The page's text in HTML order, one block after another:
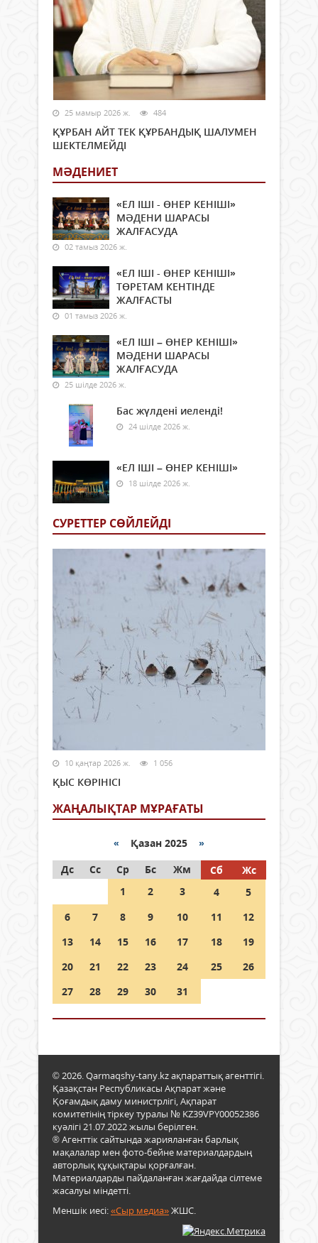
25 мамыр 2026 ж. 484
ҚҰРБАН АЙТ ТЕК ҚҰРБАНДЫҚ ШАЛУМЕН
ШЕКТЕЛМЕЙДІ
МӘДЕНИЕТ
«ЕЛ ІШІ - ӨНЕР КЕНІШІ»
МӘДЕНИ ШАРАСЫ
ЖАЛҒАСУДА
02 тамыз 2026 ж.
«ЕЛ ІШІ - ӨНЕР КЕНІШІ»
ТӨРЕТАМ КЕНТІНДЕ
ЖАЛҒАСТЫ
01 тамыз 2026 ж.
«ЕЛ ІШІ – ӨНЕР КЕНІШІ»
МӘДЕНИ ШАРАСЫ
ЖАЛҒАСУДА
25 шілде 2026 ж.
Бас жүлдені иеленді!
24 шілде 2026 ж.
«ЕЛ ІШІ – ӨНЕР КЕНІШІ»
18 шілде 2026 ж.
СУРЕТТЕР СӨЙЛЕЙДI
10 қаңтар 2026 ж. 1 056
ҚЫС КӨРІНІСІ
ЖАҢАЛЫҚТАР МҰРАҒАТЫ
« Қазан 2025 »
Дс
Сс Ср Бс Жм Сб
Жс
1
2 3 4
5
6
7 8 9 10 11
12
13
14 15 16 17 18
19
20
21 22 23 24 25
26
27
28 29 30 31
© 2026. Qarmaqshy-tany.kz ақпараттық агенттігі.
Қазақстан Республикасы Ақпарат және
Қоғамдық даму министрлігі, Ақпарат
комитетінің тіркеу туралы № KZ39VPY00052386
куәлігі 21.07.2022 жылы берілген.
® Агенттік сайтында жарияланған барлық
мақалалар мен фото-бейне материалдардың
авторлық құқықтары қорғалған.
Материалдарды пайдаланған жағдайда сілтеме
жасалуы міндетті.
Меншік иесі:«Сыр медиа»ЖШС.